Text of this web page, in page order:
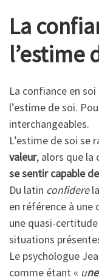
La
l’estime
La confiance en
l’estime de soi.
interchangeables.
L’estime de soi se
valeur, alors que la
se sentir capable
Du latin confidere
en référence à
une quasi-
situations
Le psychologue
comme étant « u